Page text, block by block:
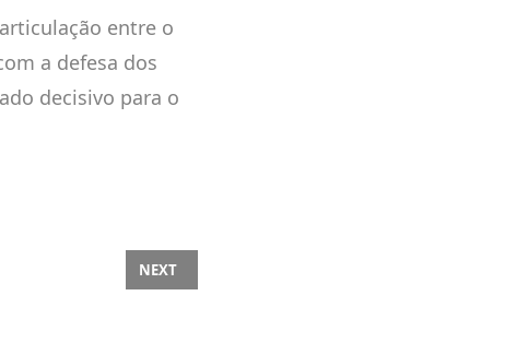
entre o
a defesa dos
decisivo para o
AOS FERIADOS’ AO MINISTRO LUIZ MARINHO
NEXT ARTICLE: MOBILIZAÇÃO EM TAQUARA REFORÇA
NEXT